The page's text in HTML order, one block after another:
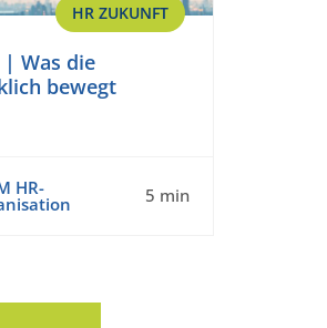
HR ZUKUNFT
| Was die
bewegt
HR- 5 min